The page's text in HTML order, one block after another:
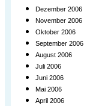
Dezember 2006
November 2006
Oktober 2006
September 2006
August 2006
Juli 2006
Juni 2006
Mai 2006
April 2006